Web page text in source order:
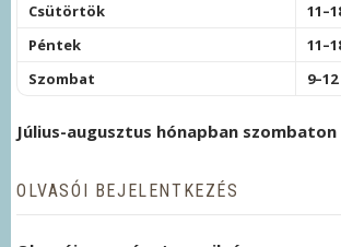
Csütörtök
Péntek
Szombat
9–12
Július-augusztus hónapban szombaton
OLVASÓI BEJELENTKEZÉS